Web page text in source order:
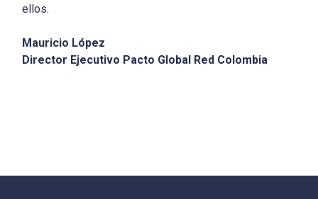
ellos.
Mauricio López
Director Ejecutivo Pacto Global Red Colombia